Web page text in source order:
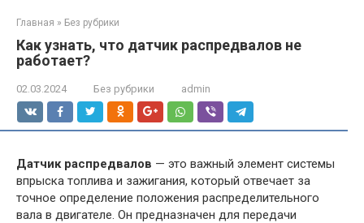
Главная » Без рубрики
Как узнать, что датчик распредвалов не
работает?
02.03.2024 Без рубрики admin
Датчик распредвалов — это важный элемент системы
впрыска топлива и зажигания, который отвечает за
точное определение положения распределительного
вала в двигателе. Он предназначен для передачи